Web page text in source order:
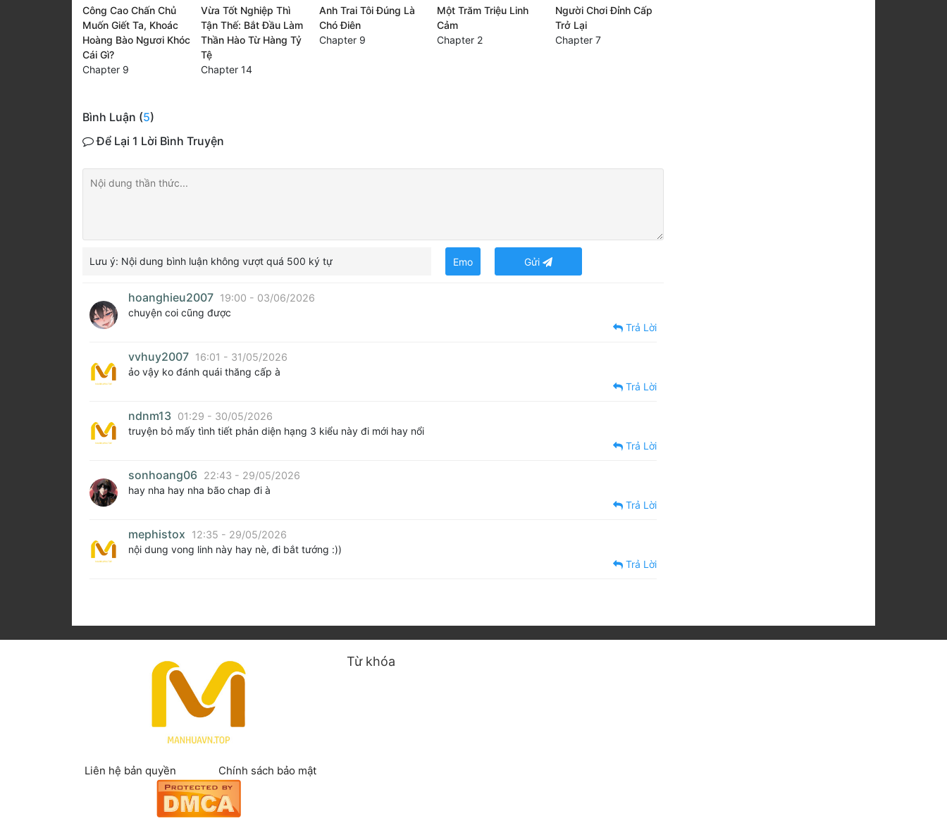
Công Cao Chấn Chủ
Muốn Giết Ta, Khoác
Hoàng Bào Ngươi Khóc
Cái Gì?
Chapter 9
Vừa Tốt Nghiệp Thì
Tận Thế: Bắt Đầu Làm
Thần Hào Từ Hàng Tỷ
Tệ
Chapter 14
Anh Trai Tôi Đúng Là
Chó Điên
Chapter 9
Một Trăm Triệu Linh
Cảm
Chapter 2
Người Chơi Đỉnh Cấp
Trở Lại
Chapter 7
Bình Luận (5)
Để Lại 1 Lời Bình Truyện
Lưu ý: Nội dung bình luận không vượt quá 500 ký tự Emo Gửi
hoanghieu2007 19:00 - 03/06/2026
chuyện coi cũng được
Trả Lời
vvhuy2007 16:01 - 31/05/2026
ảo vậy ko đánh quái thăng cấp à
Trả Lời
ndnm13 01:29 - 30/05/2026
truyện bỏ mấy tình tiết phản diện hạng 3 kiểu này đi mới hay nổi
Trả Lời
sonhoang06 22:43 - 29/05/2026
hay nha hay nha bão chap đi à
Trả Lời
mephistox
12:35 - 29/05/2026
nội dung vong linh này hay nè, đi bắt tướng :))
Trả Lời
Liên hệ bản quyền Chính sách bảo mật
Từ khóa